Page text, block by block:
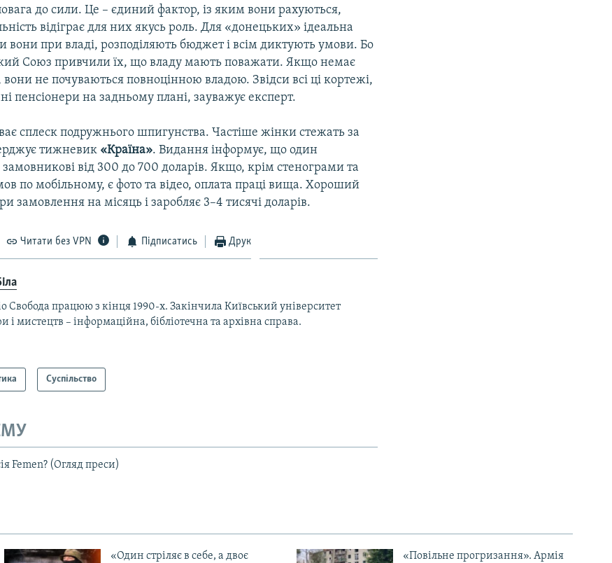
до сили. Це – єдиний фактор, із яким вони рахуються,
відіграє для них якусь роль. Для «донецьких» ідеальна
вони при владі, розподіляють бюджет і всім диктують умови. Бо
Союз привчили їх, що владу мають поважати. Якщо немає
вони не почуваються повноцінною владою. Звідси всі ці кортежі,
пенсіонери на задньому плані, зауважує експерт.
сплеск подружнього шпигунства. Частіше жінки стежать за
тижневик «Країна». Видання інформує, що один
від 300 до 700 доларів. Якщо, крім стенограми та
по мобільному, є фото та відео, оплата праці вища. Хороший
замовлення на місяць і заробляє 3–4 тисячі доларів.
Читати без VPN Підписатись Друк
Свобода працюю з кінця 1990-х. Закінчила Київський університет
і мистецтв – інформаційна, бібліотечна та архівна справа.
Суспільство
Femen? (Огляд преси)
«Один стріляє в себе, а двоє
«Повільне прогризання». Армія